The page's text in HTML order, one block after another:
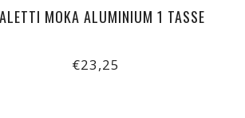
MOKA ALUMINIUM 1 TASSE
€23,25